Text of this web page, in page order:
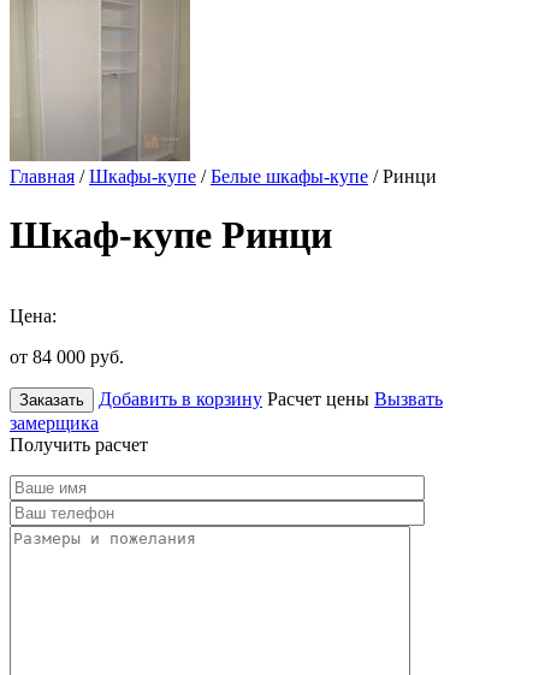
Главная /Шкафы-купе /Белые шкафы-купе / Ринци
Шкаф-купе Ринци
Цена:
от 84 000 руб.
Заказать Добавить в корзину Расчет цены Вызвать
замерщика
Получить расчет